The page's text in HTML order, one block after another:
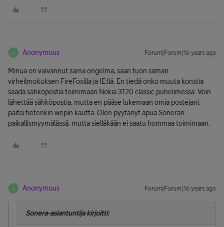
A Anonymous Forum|Forum|16 years ago
Minua on vaivannut sama ongelma, saan tuon saman
virheilmoituksen FireFoxilla ja IE:llä. En tiedä onko muuta konstia
saada sähköpostia toimimaan Nokia 3120 classic puhelimessa. Voin
lähettää sähköpostia, mutta en pääse lukemaan omia postejani,
paitsi tietenkin wepin kautta. Olen pyytänyt apua Soneran
paikallismyymälässä, mutta sielläkään ei saatu hommaa toimimaan.
A Anonymous Forum|Forum|16 years ago
Sonera-asiantuntija kirjoitti: